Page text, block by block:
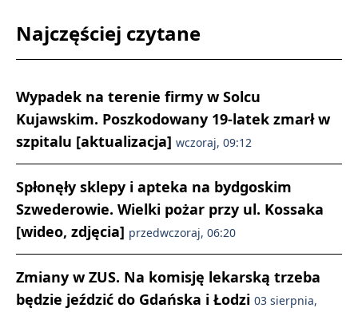
Najczęściej czytane
Wypadek na terenie firmy w Solcu
Kujawskim. Poszkodowany 19-latek zmarł w
szpitalu [aktualizacja] wczoraj, 09:12
Spłonęły sklepy i apteka na bydgoskim
Szwederowie. Wielki pożar przy ul. Kossaka
[wideo, zdjęcia] przedwczoraj, 06:20
Zmiany w ZUS. Na komisję lekarską trzeba
będzie jeździć do Gdańska i Łodzi 03 sierpnia,